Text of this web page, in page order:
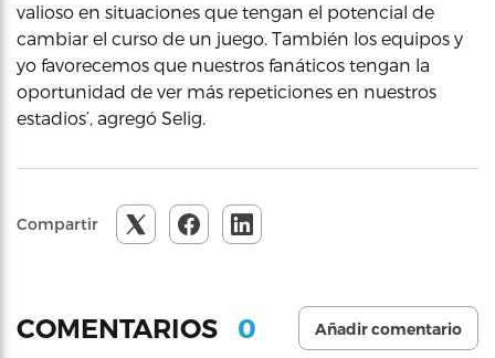
valioso en situaciones que tengan el potencial de
cambiar el curso de un juego. También los equipos y
yo favorecemos que nuestros fanáticos tengan la
oportunidad de ver más repeticiones en nuestros
estadios’, agregó Selig.
Compartir
COMENTARIOS 0 Añadir comentario